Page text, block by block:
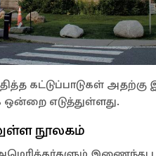
கட்டுப்பாடுகள்
ஒன்றை எடுத்துள்ளது.
நூலகம்